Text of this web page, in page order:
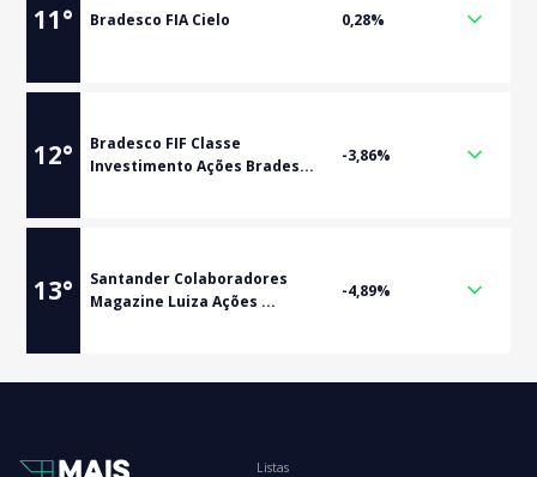
11° Bradesco FIA Cielo 0,28%
12°
Bradesco FIF Classe
Investimento Ações Brades...
-3,86%
13°
Santander Colaboradores
Magazine Luiza Ações ...
-4,89%
Listas